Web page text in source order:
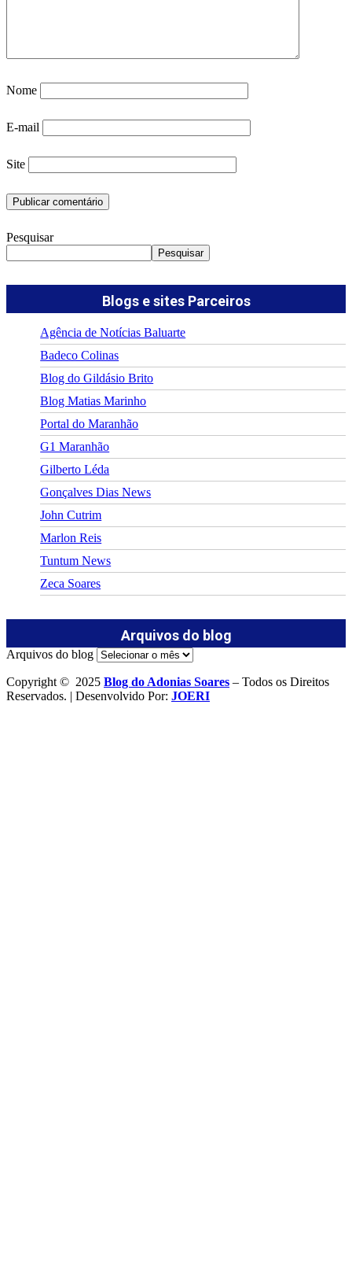
Nome
E-mail
Site
Pesquisar
Pesquisar
Blogs e sites Parceiros
Agência de Notícias Baluarte
Badeco Colinas
Blog do Gildásio Brito
Blog Matias Marinho
Portal do Maranhão
G1 Maranhão
Gilberto Léda
Gonçalves Dias News
John Cutrim
Marlon Reis
Tuntum News
Zeca Soares
Arquivos do blog
Arquivos do blog
Copyright © 2025 Blog do Adonias Soares – Todos os Direitos
Reservados. | Desenvolvido Por: JOERI